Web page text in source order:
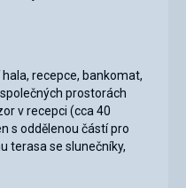
recepce, bankomat,
prostorách
v recepci (cca 40
s oddělenou částí pro
terasa se slunečníky,